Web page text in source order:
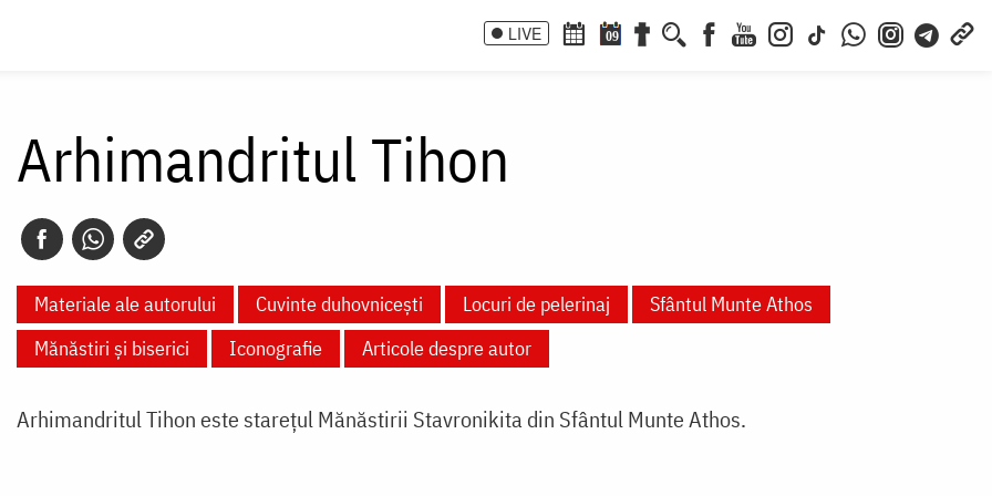
LIVE 09
Arhimandritul Tihon
Materiale ale autorului Cuvinte duhovnicești Locuri de pelerinaj
Sfântul Munte Athos
Mănăstiri și biserici
Iconografie Articole despre autor
Arhimandritul Tihon este starețul Mănăstirii Stavronikita din Sfântul Munte Athos.